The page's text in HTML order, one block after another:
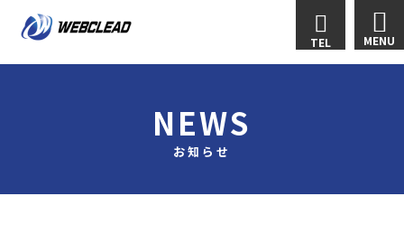
MENU
TEL
NEWS
お知らせ